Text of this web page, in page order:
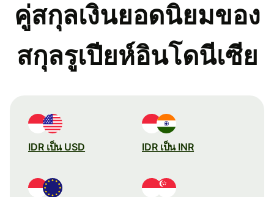
คู่สกุลเงินยอดนิยมของ
สกุลรูเปียห์อินโดนีเซีย
IDR เป็น USD IDR เป็น INR